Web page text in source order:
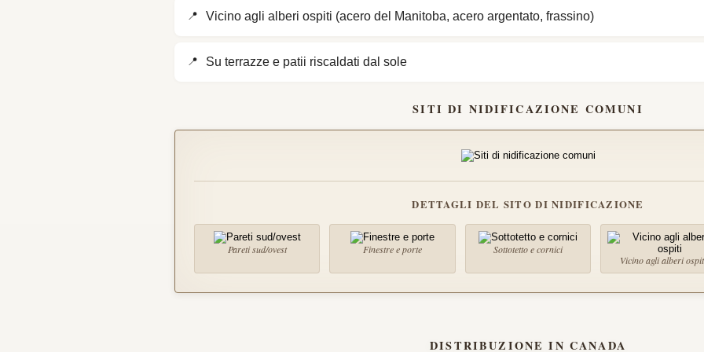
Vicino agli alberi ospiti (acero del Manitoba, acero argentato, frassino)
Su terrazze e patii riscaldati dal sole
SITI DI NIDIFICAZIONE COMUNI
DETTAGLI DEL SITO DI NIDIFICAZIONE
Pareti sud/ovest Finestre e porte
Sottotetto e cornici
Vicino agli alberi
DISTRIBUZIONE IN CANADA